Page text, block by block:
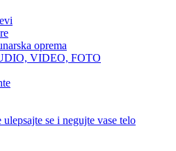
oprema
VIDEO, FOTO